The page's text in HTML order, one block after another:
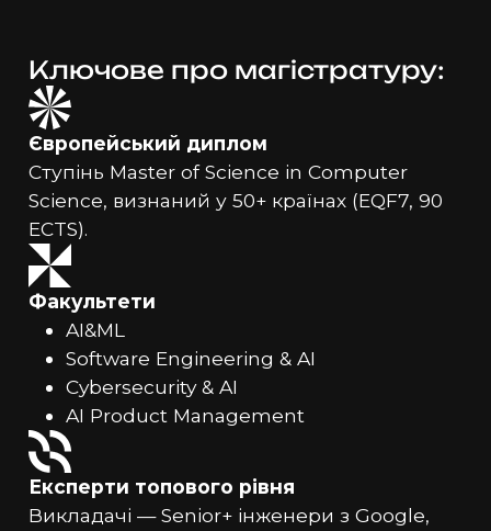
Ключове про магістратуру:
Європейський диплом
Ступінь Master of Science in Computer
Science, визнаний у 50+ країнах (EQF7, 90
ECTS).
Факультети
AI&ML
Software Engineering & AI
Cybersecurity & AI
AI Product Management
Експерти топового рівня
Викладачі — Senior+ інженери з Google,